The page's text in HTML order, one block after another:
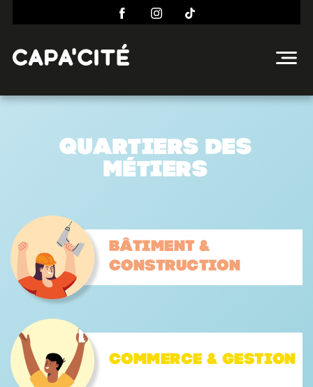
Quartiers des
métiers
Bâtiment &
construction
Commerce & gestion